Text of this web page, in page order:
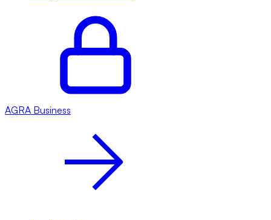
AGRA Business